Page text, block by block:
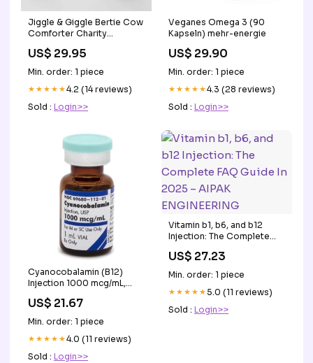
Jiggle & Giggle Bertie Cow
Comforter Charity
US$ 29.95
Min. order: 1 piece
★★★★★4.2 (14 reviews)
Sold : Login>>
Veganes Omega 3 (90
Kapseln) mehr-energie
US$ 29.90
Min. order: 1 piece
★★★★★4.3 (28 reviews)
Sold : Login>>
Cyanocobalamin (B12)
Injection 1000 mcg/mL,
25/Tray
US$ 21.67
Min. order: 1 piece
★★★★★4.0 (11 reviews)
Sold : Login>>
Vitamin b1, b6, and b12
Injection: The Complete
ENGINEERING
US$ 27.23
Min. order: 1 piece
★★★★★5.0 (11 reviews)
Sold : Login>>